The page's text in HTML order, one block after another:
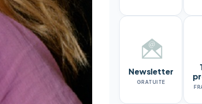
Newsletter
GRATUITE